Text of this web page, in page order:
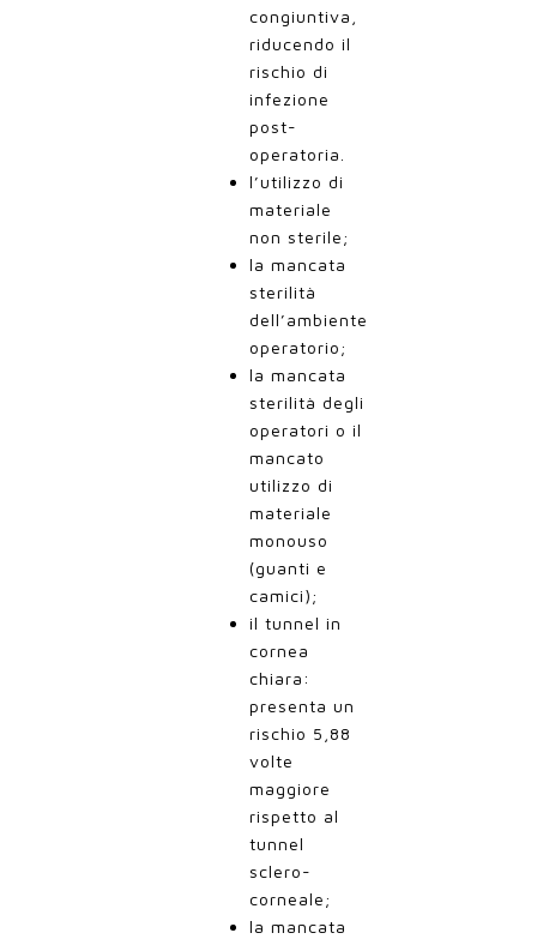
congiuntiva,
riducendo il
rischio di
infezione
post-
operatoria.
l’utilizzo di
materiale
non sterile;
la mancata
sterilità
dell’ambiente
operatorio;
la mancata
sterilità degli
operatori o il
mancato
utilizzo di
materiale
monouso
(guanti e
camici);
il tunnel in
cornea
chiara:
presenta un
rischio 5,88
volte
maggiore
rispetto al
tunnel
sclero-
corneale;
la mancata